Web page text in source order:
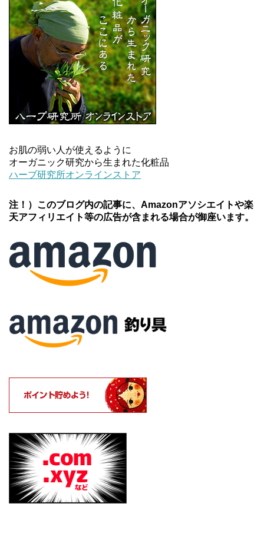
お肌の弱い人が使えるように
オーガニック研究から生まれた化粧品
ハーブ研究所オンラインストア
注！）このブログ内の記事に、Amazonアソシエイトや楽
天アフィリエイト等の広告が含まれる場合が御座います。